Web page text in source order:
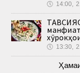
🕔 14:00,
🕔 13:30,